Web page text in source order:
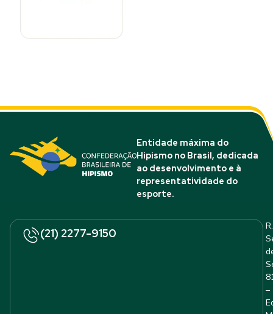
Entidade máxima do
Hipismo no Brasil, dedicada
ao desenvolvimento e à
representatividade do
esporte.
(21) 2277-9150
R.
–